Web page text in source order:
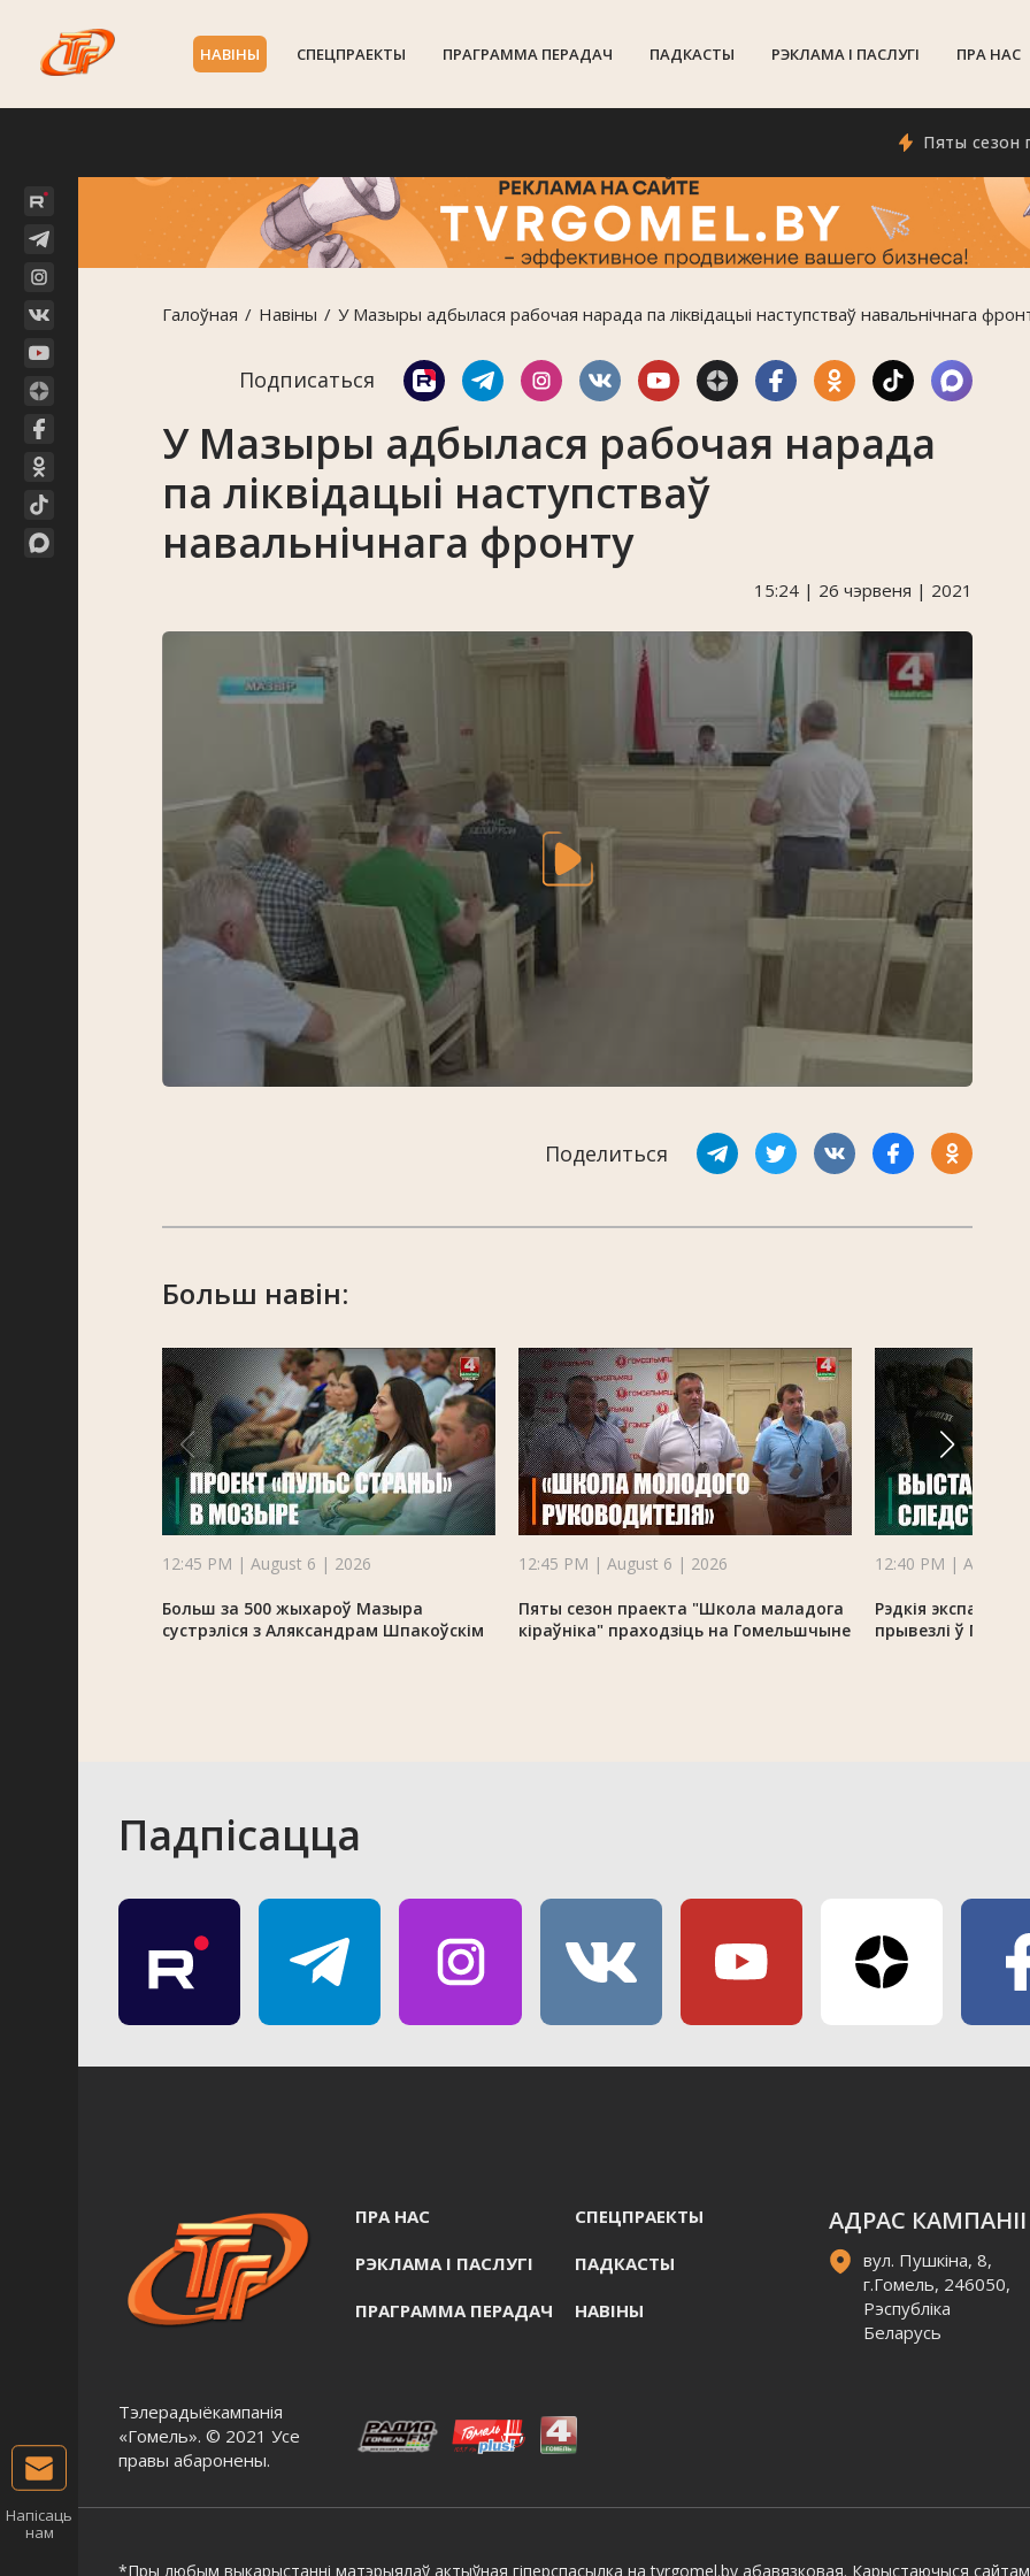
НАВIНЫ СПЕЦПРАЕКТЫ ПРАГРАММА ПЕРАДАЧ ПАДКАСТЫ РЭКЛАМА I ПАСЛУГI ПРА НАС
Пяты сезон
Галоўная Навiны У Мазыры адбылася рабочая нарада па ліквідацыі наступстваў навальнічнага
Подписаться
У Мазыры адбылася рабочая нарада
па ліквідацыі наступстваў
навальнічнага фронту
15:24 | 26 чэрвеня | 2021
Поделиться
Больш навін:
12:45 PM | August 6 | 2026
Больш за 500 жыхароў Мазыра
сустрэліся з Аляксандрам Шпакоўскім
12:45 PM | August 6 | 2026
Пяты сезон праекта "Школа маладога
кіраўніка" праходзіць на Гомельшчыне
12:40 PM | August 6
Рэдкія экспанаты
прывезлі ў Гомель
Падпісацца
Тэлерадыёкампанія
«Гомель». © 2021 Усе
правы абаронены.
ПРА НАС СПЕЦПРАЕКТЫ
РЭКЛАМА I ПАСЛУГI ПАДКАСТЫ
ПРАГРАММА ПЕРАДАЧ НАВIНЫ
АДРАС КАМПАНІІ
вул. Пушкіна, 8,
г.Гомель, 246050,
Рэспубліка
Беларусь
*Пры любым выкарыстанні матэрыялаў актыўная гіперспасылка на tvrgomel.by абавязковая. Карыстаючыся
Напісаць
нам